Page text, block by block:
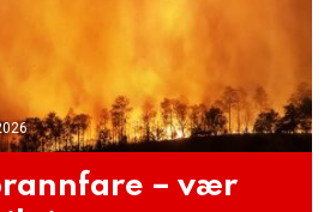
– vær